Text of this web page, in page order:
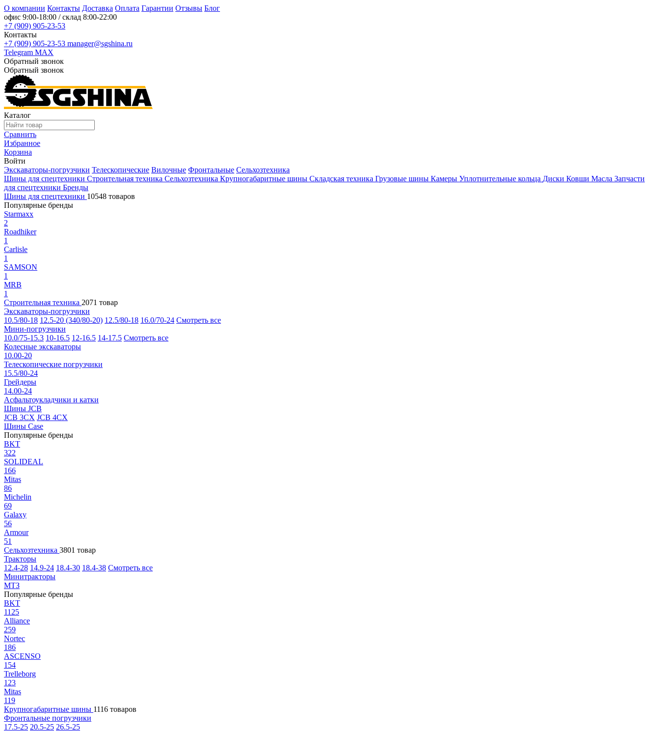
О компании Контакты Доставка Оплата Гарантии Отзывы Блог
офис 9:00-18:00 / склад 8:00-22:00
+7 (909) 905-23-53
Контакты
+7 (909) 905-23-53 manager@sgshina.ru
Telegram MAX
Обратный звонок
Обратный звонок
Каталог
Сравнить
Избранное
Корзина
Войти
Экскаваторы-погрузчики Телескопические Вилочные Фронтальные Сельхозтехника
Шины для спецтехники Строительная техника Сельхозтехника Крупногабаритные шины Складская техника Грузовые шины Камеры Уплотнительные кольца Диски Ковши Масла Запчасти
для спецтехники Бренды
Шины для спецтехники 10548 товаров
Популярные бренды
Starmaxx
2
Roadhiker
1
Carlisle
1
SAMSON
1
MRB
1
Строительная техника 2071 товар
Экскаваторы-погрузчики
10.5/80-18 12.5-20 (340/80-20) 12.5/80-18 16.0/70-24 Смотреть все
Мини-погрузчики
10.0/75-15.3 10-16.5 12-16.5 14-17.5 Смотреть все
Колесные экскаваторы
10.00-20
Телескопические погрузчики
15.5/80-24
Грейдеры
14.00-24
Асфальтоукладчики и катки
Шины JCB
JCB 3CX JCB 4CX
Шины Case
Популярные бренды
BKT
322
SOLIDEAL
166
Mitas
86
Michelin
69
Galaxy
56
Armour
51
Сельхозтехника 3801 товар
Тракторы
12.4-28 14.9-24 18.4-30 18.4-38 Смотреть все
Минитракторы
МТЗ
Популярные бренды
BKT
1125
Alliance
259
Nortec
186
ASCENSO
154
Trelleborg
123
Mitas
119
Крупногабаритные шины 1116 товаров
Фронтальные погрузчики
17.5-25 20.5-25 26.5-25